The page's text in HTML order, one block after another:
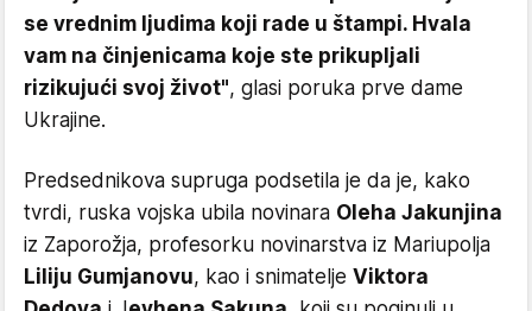
se vrednim ljudima koji rade u štampi. Hvala
vam na činjenicama koje ste prikupljali
rizikujući svoj život", glasi poruka prve dame
Ukrajine.
Predsednikova supruga podsetila je da je, kako
tvrdi, ruska vojska ubila novinara Oleha Jakunjina
iz Zaporožja, profesorku novinarstva iz Mariupolja
Liliju Gumjanovu, kao i snimatelje Viktora